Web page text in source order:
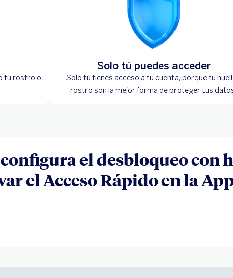
tu rostro o
Solo tú puedes acceder
Solo tú tienes acceso a tu cuenta, porque tu
rostro son la mejor forma de proteger tus
el desbloqueo con
el Acceso Rápido en la